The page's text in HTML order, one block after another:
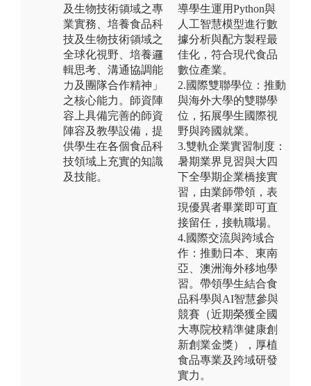
及生物技術領域之專
業實務、培養食品科
技及生物技術領域之
全球化視野、培養邏
輯思考、溝通協調能
力及團隊合作精神」
之核心能力。師資陣
容上具備完善的師資
陣容及教學設備，提
供學生在各個食品科
技領域上充實的知識
及技能。
導學生運用Python與
人工智慧模型進行數
據分析與配方製程最
佳化，符合現代食品
數位產業。
2.國際雙聯學位：推動
與海外大學的雙聯學
位，拓展學生國際視
野與跨國就業。
3.雙軌企業實習制度：
暑期業界見習與大四
下全學期企業橋接實
習，由業師帶領，表
現優異者畢業即可直
接留任，接軌職場。
4.國際交流與跨域合
作：推動日本、東南
亞、澳洲海外移地學
習。帶領學生結合食
品科學與AI智慧參與
競賽（近期榮獲全國
大專院校精準健康創
新創業金獎），厚植
食品專業及跨域研發
實力。